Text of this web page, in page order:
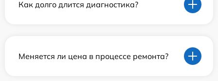
Как долго длится диагностика?
Меняется ли цена в процессе ремонта?